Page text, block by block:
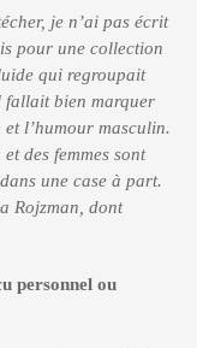
je n’ai pas écrit
pour une collection
qui regroupait
fallait bien marquer
l’humour masculin.
des femmes sont
une case à part.
Rojzman, dont
personnel ou